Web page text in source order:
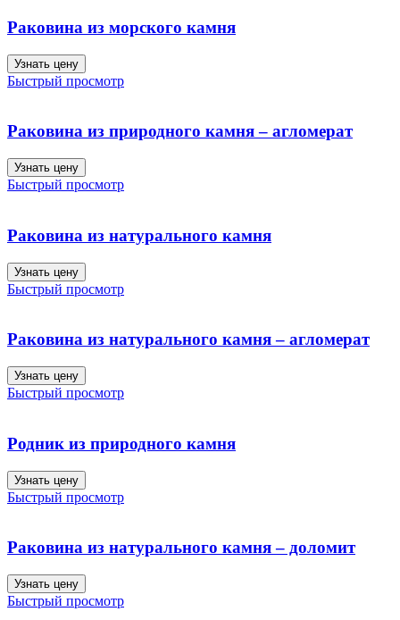
Раковина из морского камня
Узнать цену
Быстрый просмотр
Раковина из природного камня – агломерат
Узнать цену
Быстрый просмотр
Раковина из натурального камня
Узнать цену
Быстрый просмотр
Раковина из натурального камня – агломерат
Узнать цену
Быстрый просмотр
Родник из природного камня
Узнать цену
Быстрый просмотр
Раковина из натурального камня – доломит
Узнать цену
Быстрый просмотр